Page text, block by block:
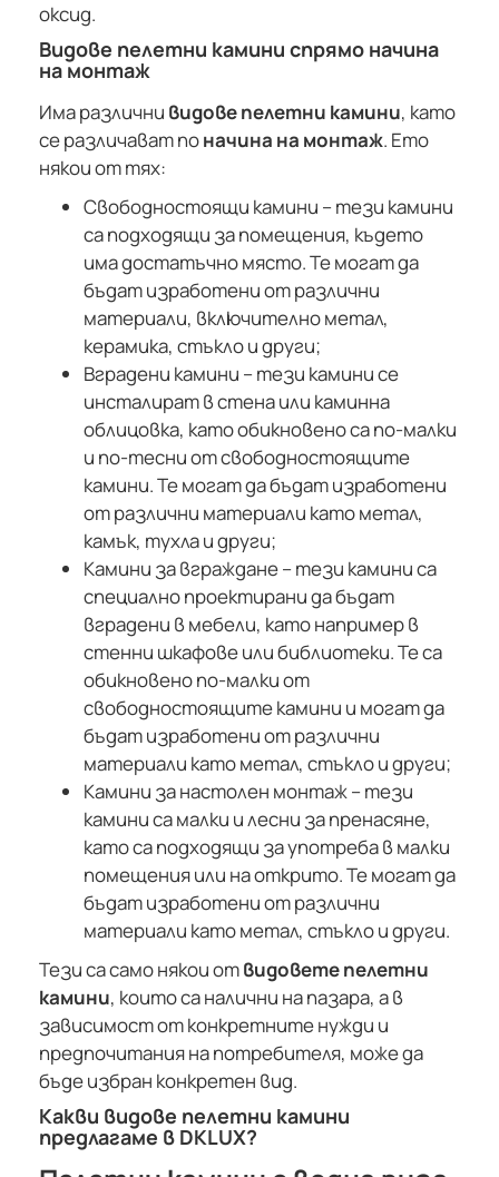
оксид.
Видове пелетни камини спрямо начина
на монтаж
Има различни видове пелетни камини, като
се различават поначина на монтаж. Ето
някои от тях:
Свободностоящи камини – тези камини
са подходящи за помещения, където
има достатъчно място. Те могат да
бъдат изработени от различни
материали, включително метал,
керамика, стъкло и други;
Вградени камини – тези камини се
инсталират в стена или каминна
облицовка, като обикновено са по-малки
и по-тесни от свободностоящите
камини. Те могат да бъдат изработени
от различни материали като метал,
камък, тухла и други;
Камини за вграждане – тези камини са
специално проектирани да бъдат
вградени в мебели, като например в
стенни шкафове или библиотеки. Те са
обикновено по-малки от
свободностоящите камини и могат да
бъдат изработени от различни
материали като метал, стъкло и други;
Камини за настолен монтаж – тези
камини са малки и лесни за пренасяне,
като са подходящи за употреба в малки
помещения или на открито. Те могат да
бъдат изработени от различни
материали като метал, стъкло и други.
Тези са само някои отвидовете пелетни
камини, които са налични на пазара, а в
зависимост от конкретните нужди и
предпочитания на потребителя, може да
бъде избран конкретен вид.
Какви видове пелетни камини
предлагаме в DKLUX?